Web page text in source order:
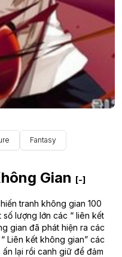
Fantasy
Gian [-]
tranh không gian 100
lượng lớn các “ liên kết
gian đã phát hiện ra các
Liên kết không gian” các
lại rồi canh giữ để đảm